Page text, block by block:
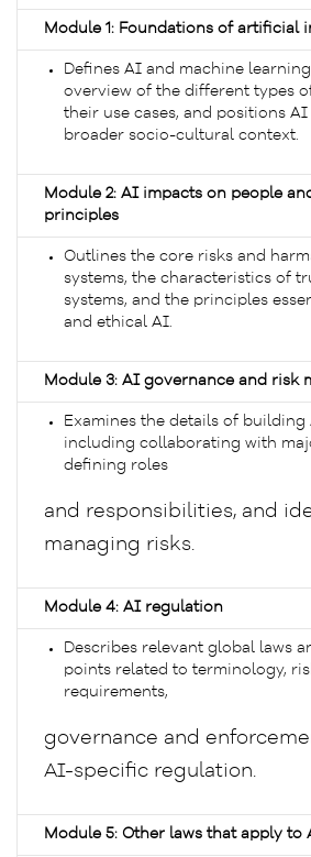
Module 1: Foundations of artificial
Defines AI and machine
overview of the different types
their use cases, and positions
broader socio-cultural context.
Module 2: AI impacts on people
principles
Outlines the core risks and
systems, the characteristics of
systems, and the principles
and ethical AI.
Module 3: AI governance and risk
Examines the details of building
including collaborating with
defining roles
and responsibilities, and
managing risks.
Module 4: AI regulation
Describes relevant global laws
points related to terminology,
requirements,
governance and
AI-specific regulation.
Module 5: Other laws that apply to